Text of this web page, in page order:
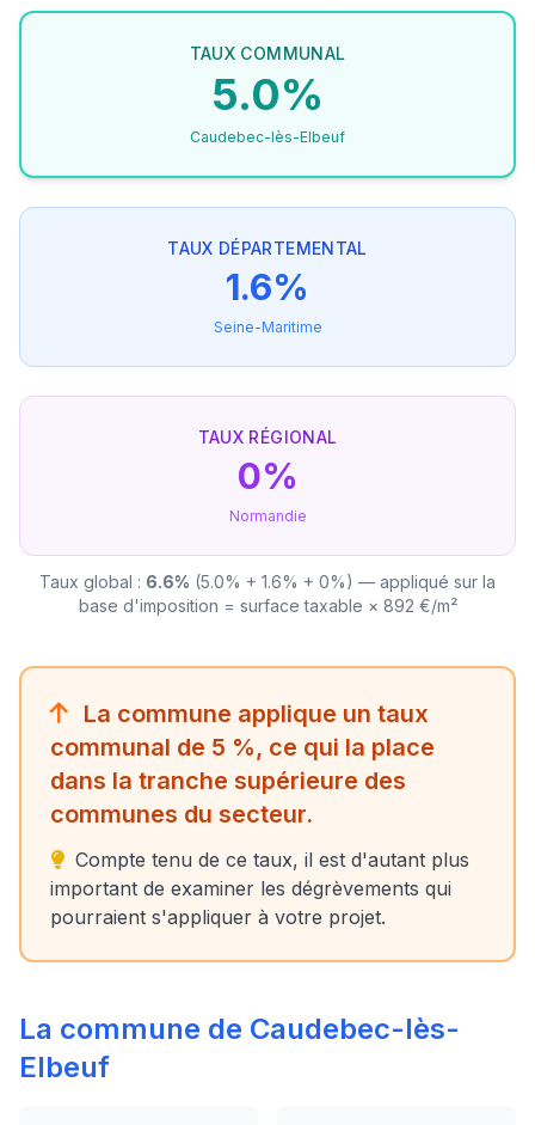
TAUX COMMUNAL
5.0%
Caudebec-lès-Elbeuf
TAUX DÉPARTEMENTAL
1.6%
Seine-Maritime
TAUX RÉGIONAL
0%
Normandie
Taux global : 6.6% (5.0% + 1.6% + 0%) — appliqué sur la
base d'imposition = surface taxable × 892 €/m²
La commune applique un taux
communal de 5 %, ce qui la place
dans la tranche supérieure des
communes du secteur.
Compte tenu de ce taux, il est d'autant plus
important de examiner les dégrèvements qui
pourraient s'appliquer à votre projet.
La commune de Caudebec-lès-
Elbeuf